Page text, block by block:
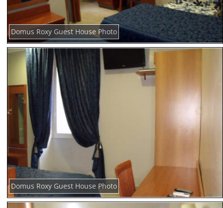
Domus Roxy Guest House Photo
Domus Roxy Guest House Photo